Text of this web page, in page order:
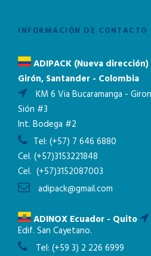
INFORMACIÓN DE CONTACTO
ADIPACK (Nueva dirección)
Girón, Santander - Colombia
KM 6 Via Bucaramanga -
Sión #3
Int. Bodega #2
Tel: (+57) 7 646 6880
Cel. (+57)3153221848
Cel. (+57)3152087003
adipack@gmail.com
ADINOX Ecuador - Quito
Edif. San Cayetano.
Tel: (+59 3) 2 226 6999